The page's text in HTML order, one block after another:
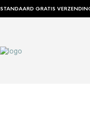
STANDAARD GRATIS